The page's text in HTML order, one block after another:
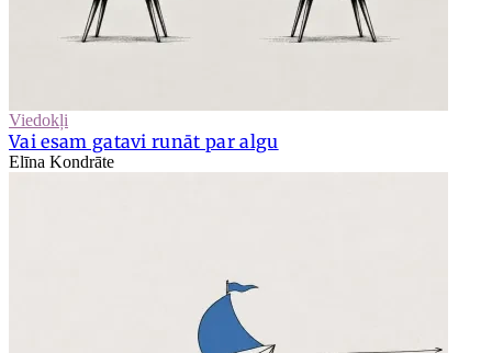
Viedokļi
Vai esam gatavi runāt par algu
Elīna Kondrāte